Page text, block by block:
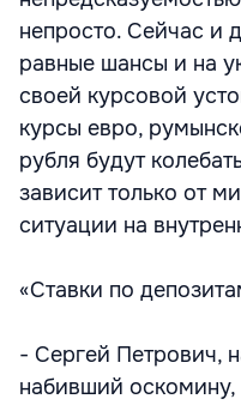
непросто. Сейчас и
равные шансы и на
своей курсовой
курсы евро,
рубля будут
зависит только от
ситуации на
«Ставки по
- Сергей Петрович,
набивший оскомину,